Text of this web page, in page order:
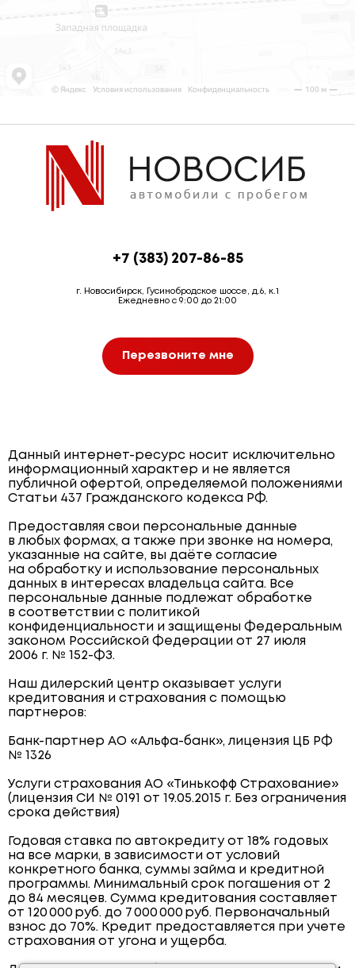
+7 (383) 207-86-85
г. Новосибирск, Гусинобродское шоссе, д.6, к.1
Ежедневно с 9:00 до 21:00
Перезвоните мне
Данный интернет-ресурс носит исключительно
информационный характер и не является
публичной офертой, определяемой положениями
Статьи 437 Гражданского кодекса РФ.
Предоставляя свои персональные данные
в любых формах, а также при звонке на номера,
указанные на сайте, вы даёте согласие
на обработку и использование персональных
данных в интересах владельца сайта. Все
персональные данные подлежат обработке
в соответствии с политикой
конфиденциальности и защищены Федеральным
законом Российской Федерации от 27 июля
2006 г. № 152-ФЗ.
Наш дилерский центр оказывает услуги
кредитования и страхования с помощью
партнеров:
Банк-партнер АО «Альфа-банк», лицензия ЦБ РФ
№ 1326
Услуги страхования АО «Тинькофф Страхование»
(лицензия СИ № 0191 от 19.05.2015 г. Без ограничения
срока действия)
Годовая ставка по автокредиту от 18% годовых
на все марки, в зависимости от условий
конкретного банка, суммы займа и кредитной
программы. Минимальный срок погашения от 2
до 84 месяцев. Сумма кредитования составляет
от 120 000 руб. до 7 000 000 руб. Первоначальный
взнос до 70%. Кредит предоставляется при учете
страхования от угона и ущерба.